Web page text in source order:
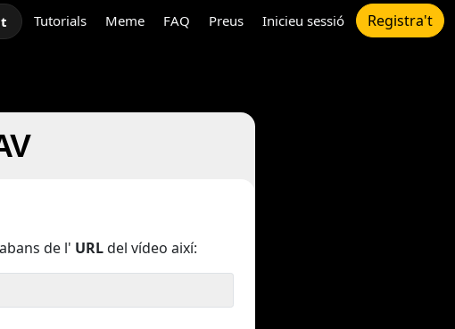
Tutorials Meme FAQ Preus Inicieu sessió Registra't
abans de l' URLdel vídeo així: